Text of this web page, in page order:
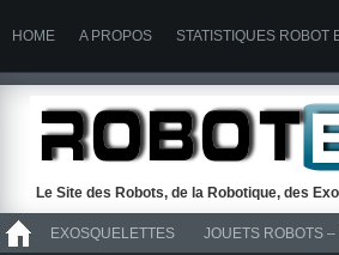
HOME A PROPOS STATISTIQUES ROBOT
Le Site des Robots, de la Robotique, des
EXOSQUELETTES JOUETS ROBOTS